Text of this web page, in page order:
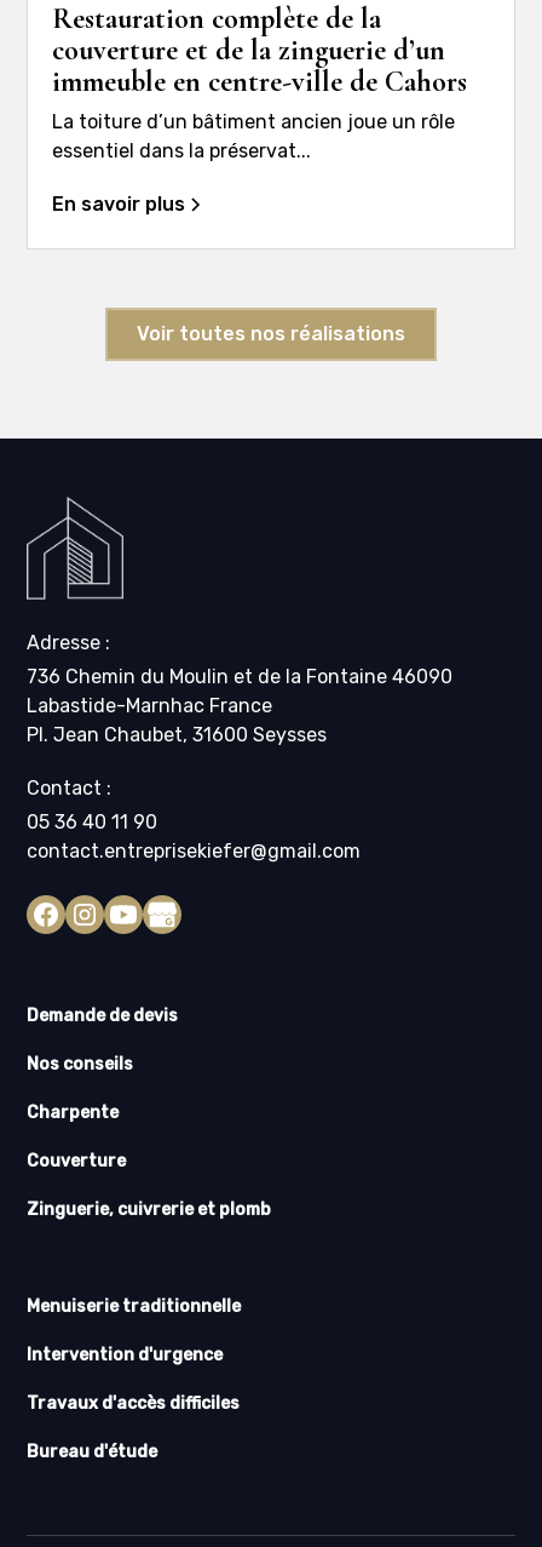
Restauration complète de la
couverture et de la zinguerie d’un
immeuble en centre-ville de Cahors
La toiture d’un bâtiment ancien joue un rôle
essentiel dans la préservat...
En savoir plus
Voir toutes nos réalisations
Adresse :
736 Chemin du Moulin et de la Fontaine 46090
Labastide-Marnhac France
Pl. Jean Chaubet, 31600 Seysses
Contact :
05 36 40 11 90
contact.entreprisekiefer@gmail.com
Demande de devis
Nos conseils
Charpente
Couverture
Zinguerie, cuivrerie et plomb
Menuiserie traditionnelle
Intervention d'urgence
Travaux d'accès difficiles
Bureau d'étude